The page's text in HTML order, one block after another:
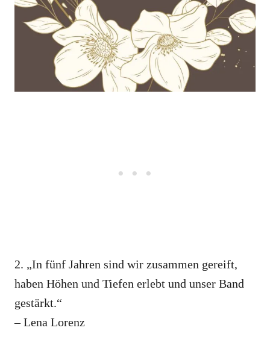
2. „In fünf Jahren sind wir zusammen gereift,
haben Höhen und Tiefen erlebt und unser Band
gestärkt.“
– Lena Lorenz